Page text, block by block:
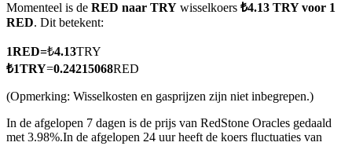
Momenteel is de RED naar TRY wisselkoers ₺4.13 TRY voor 1
RED. Dit betekent:
1RED=₺4.13TRY
₺1TRY=0.24215068RED
(Opmerking: Wisselkosten en gasprijzen zijn niet inbegrepen.)
In de afgelopen 7 dagen is de prijs van RedStone Oracles gedaald
met 3.98%.In de afgelopen 24 uur heeft de koers fluctuaties van